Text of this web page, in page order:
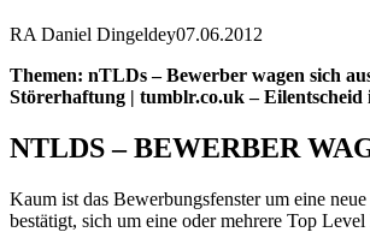
RA Daniel Dingeldey07.06.2012
Themen: nTLDs – Bewerber wagen sich
Störerhaftung | tumblr.co.uk –
NTLDS – BEWERBER
Kaum ist das Bewerbungsfenster um eine
bestätigt, sich um eine oder mehrere Top